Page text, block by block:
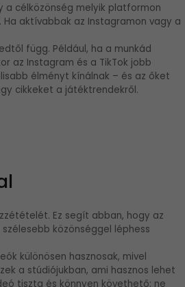
a célközönség melyik platformon
aktívabbak az Instagramon vagy a
függ. Például, ha a munkád
az Instagram és a TikTok jobb
élményt kínálnak – és az őket
cikkeket a játéktrendekről.
Ez segít abban, hogy az
közönséggel léphess
különösen hasznosak, mivel
a stúdiójukban, ami hasznos lehet
tiszta és könnyen követhető; ne